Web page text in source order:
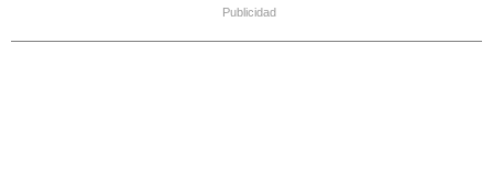
Publicidad